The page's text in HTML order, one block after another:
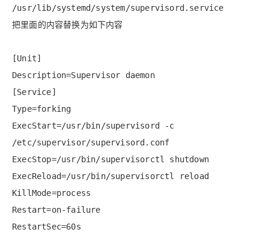
/usr/lib/systemd/system/supervisord.service
把里面的内容替换为如下内容
[Unit]
Description=Supervisor daemon
[Service]
Type=forking
ExecStart=/usr/bin/supervisord -c
/etc/supervisor/supervisord.conf
ExecStop=/usr/bin/supervisorctl shutdown
ExecReload=/usr/bin/supervisorctl reload
KillMode=process
Restart=on-failure
RestartSec=60s